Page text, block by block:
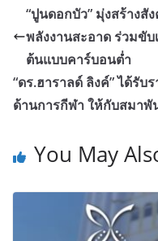
“ปูนดอกบัว” มุ่งสร้างสั
พลังงานสะอาด ร่วมขับ
ต้นแบบคาร์บอนต่ำ
“ดร.ฮาราลด์ ลิงค์” ได้รั
ด้านการกีฬา ให้กับสมาพั
You May